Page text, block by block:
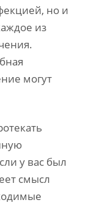
но и
из
могут
у вас был
смысл